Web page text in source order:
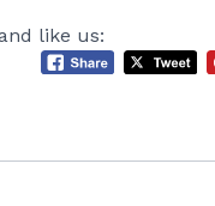
like us: